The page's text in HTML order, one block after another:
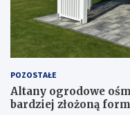
POZOSTAŁE
Altany ogrodowe
bardziej złożoną